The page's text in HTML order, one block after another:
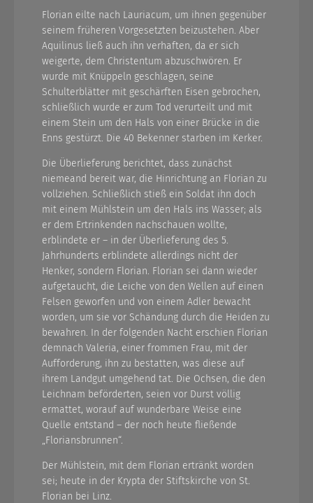
Florian eilte nach Lauriacum, um ihnen gegenüber
seinem früheren Vorgesetzten beizustehen. Aber
Aquilinus ließ auch ihn verhaften, da er sich
weigerte, dem Christentum abzuschwören. Er
wurde mit Knüppeln geschlagen, seine
Schulterblätter mit geschärften Eisen gebrochen,
schließlich wurde er zum Tod verurteilt und mit
einem Stein um den Hals von einer Brücke in die
Enns gestürzt. Die 40 Bekenner starben im Kerker.
Die Überlieferung berichtet, dass zunächst
niemeand bereit war, die Hinrichtung an Florian zu
vollziehen. Schließlich stieß ein Soldat ihn doch
mit einem Mühlstein um den Hals ins Wasser; als
er dem Ertrinkenden nachschauen wollte,
erblindete er – in der Überlieferung des 5.
Jahrhunderts erblindete allerdings nicht der
Henker, sondern Florian. Florian sei dann wieder
aufgetaucht, die Leiche von den Wellen auf einen
Felsen geworfen und von einem Adler bewacht
worden, um sie vor Schändung durch die Heiden zu
bewahren. In der folgenden Nacht erschien Florian
demnach Valeria, einer frommen Frau, mit der
Aufforderung, ihn zu bestatten, was diese auf
ihrem Landgut umgehend tat. Die Ochsen, die den
Leichnam beförderten, seien vor Durst völlig
ermattet, worauf auf wunderbare Weise eine
Quelle entstand – der noch heute fließende
„Floriansbrunnen“.
Der Mühlstein, mit dem Florian ertränkt worden
sei; heute in der Krypta der Stiftskirche von St.
Florian bei Linz.